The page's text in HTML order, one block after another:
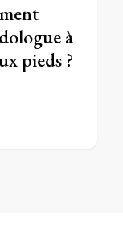
à
pieds ?